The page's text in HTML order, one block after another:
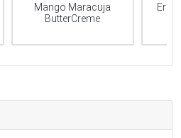
Mango Maracuja
ButterCreme